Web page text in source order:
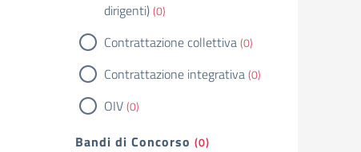
dirigenti)(0)
Contrattazione collettiva(0)
Contrattazione integrativa(0)
OIV(0)
Bandi di Concorso (0)